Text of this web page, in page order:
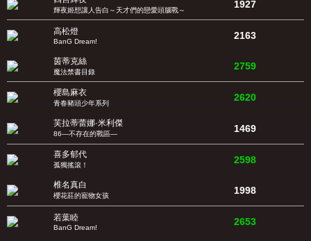
輝夜姬想讓人告白～天才們的戀愛頭腦戰～ 1927
高松燈
BanG Dream!
2163
茵蒂克絲
魔法禁書目錄 2759
櫻島麻衣
青春豬頭少年系列 2620
芙拉蒂蕾娜·米利傑
86—不存在的戰區— 1469
喜多郁代
孤獨搖滾！ 2598
椎名真白
櫻花莊的寵物女孩 1998
若葉睦
BanG Dream!
2653